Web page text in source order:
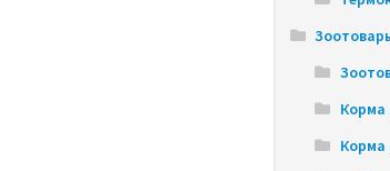
Корма
Корма